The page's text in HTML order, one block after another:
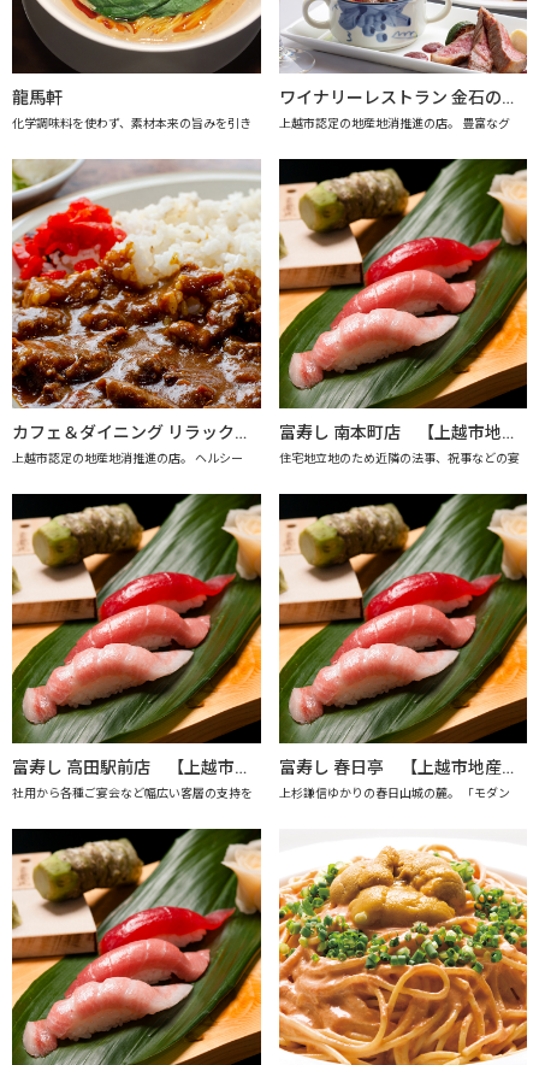
龍馬軒
化学調味料を使わず、素材本来の旨みを引き
ワイナリーレストラン 金石の音（きんせきのね） 【上越市地産地消推進の店認定店】
上越市認定の地産地消推進の店。 豊富なグ
カフェ＆ダイニング リラックス 【上越市地産地消推進の店認定店】
上越市認定の地産地消推進の店。 ヘルシー
富寿し 南本町店 【上越市地産地消の店認定店】
住宅地立地のため近隣の法事、祝事などの宴
富寿し 高田駅前店 【上越市地産地消の店認定店】
社用から各種ご宴会など幅広い客層の支持を
富寿し 春日亭 【上越市地産地消の店認定店】
上杉謙信ゆかりの春日山城の麓。 「モダン